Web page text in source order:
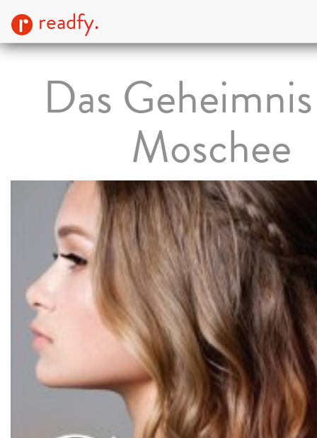
readfy.
Das
Moschee